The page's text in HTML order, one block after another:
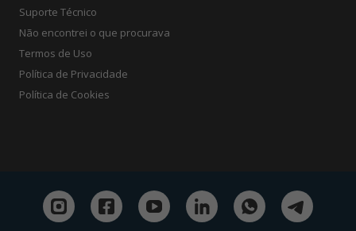
Suporte Técnico
Não encontrei o que procurava
Termos de Uso
Política de Privacidade
Política de Cookies